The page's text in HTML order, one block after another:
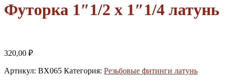
Футорка 1″1/2 х 1″1/4 латунь
320,00 ₽
Артикул: BX065 Категория: Резьбовые фитинги латунь